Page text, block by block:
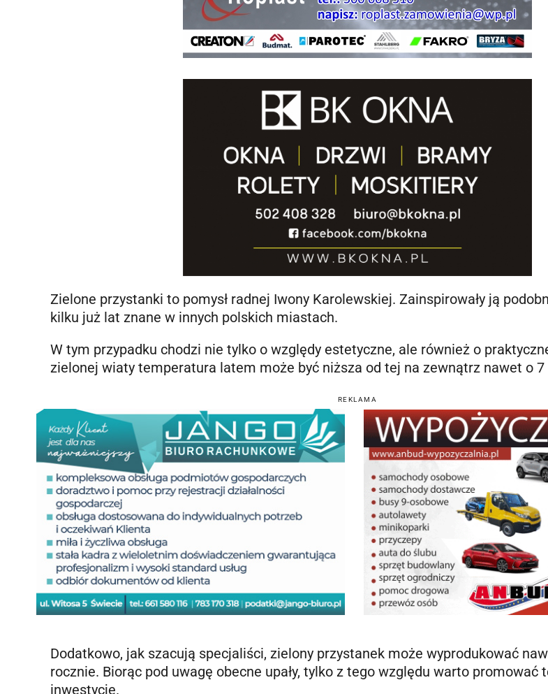
Zielone przystanki to pomysł radnej Iwony Karolewskiej. Zainspirowały ją
kilku już lat znane w innych polskich miastach.
W tym przypadku chodzi nie tylko o względy estetyczne, ale również o
zielonej wiaty temperatura latem może być niższa od tej na zewnątrz nawet o 7
REKLAMA
Dodatkowo, jak szacują specjaliści, zielony przystanek może wyprodukować
rocznie. Biorąc pod uwagę obecne upały, tylko z tego względu warto promować
inwestycje.